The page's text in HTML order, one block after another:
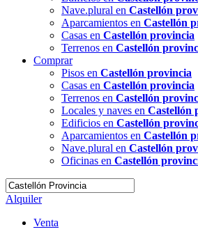
Nave.plural en Castellón
Aparcamientos en Castellón
Casas en Castellón provincia
Terrenos en Castellón
Comprar
Pisos en Castellón provincia
Casas en Castellón provincia
Terrenos en Castellón
Locales y naves en Castellón
Edificios en Castellón
Aparcamientos en Castellón
Nave.plural en Castellón
Oficinas en Castellón
Alquiler
Venta